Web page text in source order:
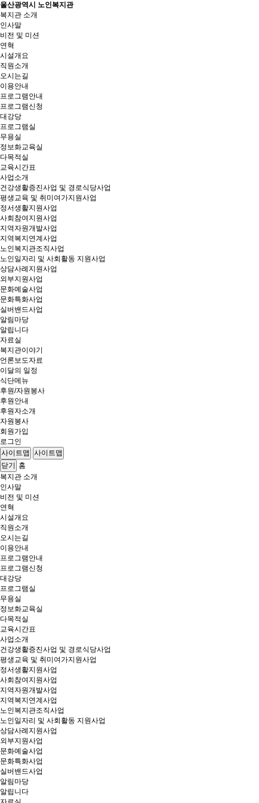
울산광역시 노인복지관
복지관 소개
인사말
비전 및 미션
연혁
시설개요
직원소개
오시는길
이용안내
프로그램안내
프로그램신청
대강당
프로그램실
무용실
정보화교육실
다목적실
교육시간표
사업소개
건강생활증진사업 및 경로식당사업
평생교육 및 취미여가지원사업
정서생활지원사업
사회참여지원사업
지역자원개발사업
지역복지연계사업
노인복지관조직사업
노인일자리 및 사회활동 지원사업
상담사례지원사업
외부지원사업
문화예술사업
문화특화사업
실버밴드사업
알림마당
알립니다
자료실
복지관이야기
언론보도자료
이달의 일정
식단메뉴
후원/자원봉사
후원안내
후원자소개
자원봉사
회원가입
로그인
사이트맵
사이트맵
닫기
홈
복지관 소개
인사말
비전 및 미션
연혁
시설개요
직원소개
오시는길
이용안내
프로그램안내
프로그램신청
대강당
프로그램실
무용실
정보화교육실
다목적실
교육시간표
사업소개
건강생활증진사업 및 경로식당사업
평생교육 및 취미여가지원사업
정서생활지원사업
사회참여지원사업
지역자원개발사업
지역복지연계사업
노인복지관조직사업
노인일자리 및 사회활동 지원사업
상담사례지원사업
외부지원사업
문화예술사업
문화특화사업
실버밴드사업
알림마당
알립니다